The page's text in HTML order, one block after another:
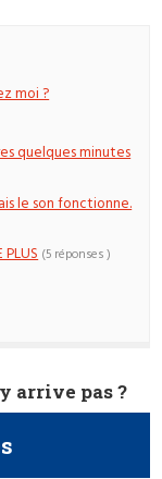
moi ?
quelques minutes
le son fonctionne.
(5 réponses )
arrive pas ?